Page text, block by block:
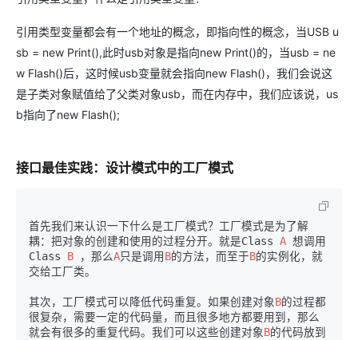
引用类型变量都会有一个地址的概念，即指向性的概念，当USB u
sb = new Print(),此时usb对象是指向new Print()的，当usb = ne
w Flash()后，这时候usb变量就会指向new Flash()，我们会说这
是子类对象赋值给了父类对象usb，而在内存中，我们应该说，us
b指向了new Flash();
接口最佳实践：设计模式中的工厂模式
首先我们来认识一下什么是工厂模式？工厂模式是为了解
耦：把对象的创建和使用的过程分开。就是Class A 想调用
Class B ，那么A只是调用 B的方法，而至于B的实例化，就
交给工厂类。
其次，工厂模式可以降低代码重复。如果创建对象B的过程都
很复杂，需要一定的代码量，而且很多地方都要用到，那么
就会有很多的重复代码。我们可以这些创建对象B的代码放到